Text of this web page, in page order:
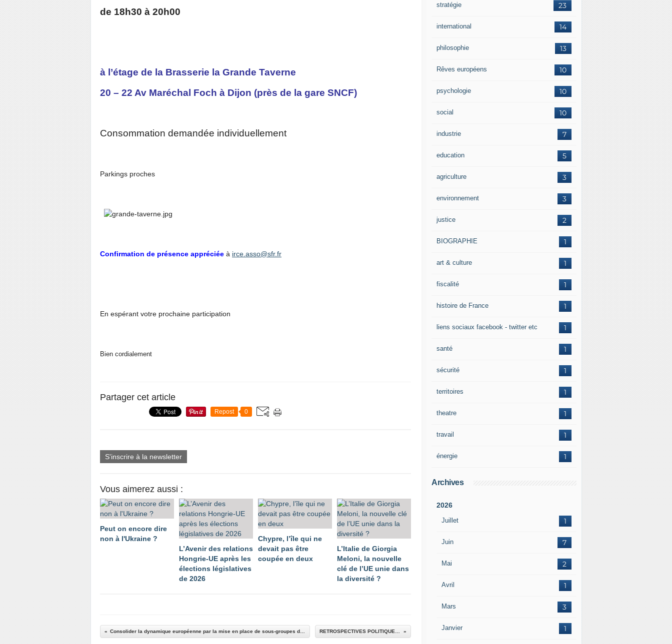
de 18h30 à 20h00
à l’étage de la Brasserie la Grande Taverne
20 – 22 Av Maréchal Foch à Dijon (près de la gare SNCF)
Consommation demandée individuellement
Parkings proches
Confirmation de présence appréciée à irce.asso@sfr.fr
En espérant votre prochaine participation
Bien cordialement
Partager cet article
Repost 0
S'inscrire à la newsletter
Vous aimerez aussi :
Peut on encore dire
non à l'Ukraine ?
L’Avenir des relations
Hongrie-UE après les
élections législatives
de 2026
Chypre, l’île qui ne
devait pas être
coupée en deux
L’Italie de Giorgia
Meloni, la nouvelle
clé de l’UE unie dans
la diversité ?
23
stratégie
14
international
13
philosophie
10
Rêves européens
10
psychologie
10
social
7
industrie
5
education
3
agriculture
3
environnement
2
justice
1
BIOGRAPHIE
1
art & culture
1
fiscalité
1
histoire de France
1
liens sociaux facebook - twitter etc
1
santé
1
sécurité
1
territoires
1
theatre
1
travail
1
énergie
Archives
2026
Juillet 1
Juin 7
Mai 2
Avril 1
Mars 3
Janvier 1